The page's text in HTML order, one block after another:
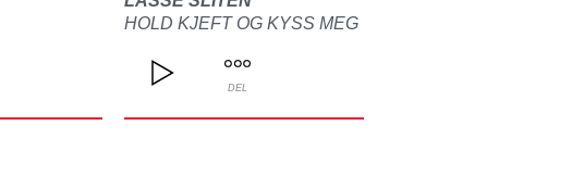
HOLD KJEFT OG KYSS MEG
DEL